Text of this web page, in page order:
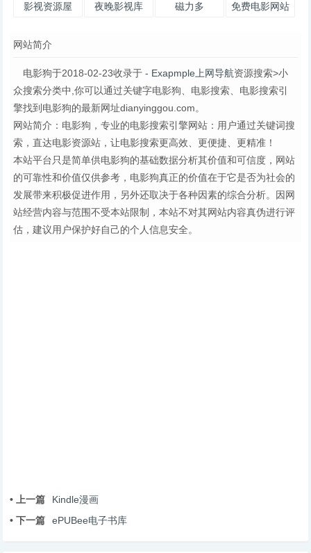
影视资源屋 夜晚影视库 磁力多
免费电影网站
网站简介
电影狗于2018-02-23收录于 - Exapmple上网导航资源搜索>小
众搜索分类中,你可以通过关键字电影狗、电影搜索、电影搜索引
擎找到电影狗的最新网址dianyinggou.com。
网站简介：电影狗，专业的电影搜索引擎网站：用户通过关键词搜
索，直达电影资源站，让电影搜索更高效、更便捷、更精准！
本站平台只是简单供电影狗的基础数据分析其价值和可信度，网站
的可靠性和价值仅供参考，电影狗真正的价值在于它是否为社会的
发展带来积极促进作用，另外还取决于各种因素的综合分析。因网
站经营内容与范围不受本站限制，本站不对其网站内容真伪进行评
估，建议用户保护好自己的个人信息安全。
• 上一篇
Kindle漫画
• 下一篇
ePUBee电子书库